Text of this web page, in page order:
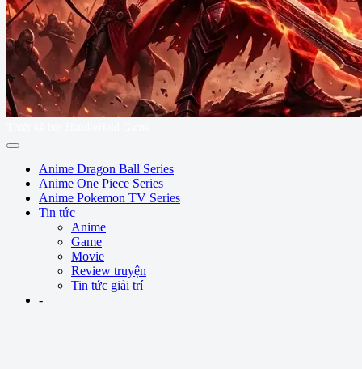
Anime Dragon Ball Series
Anime One Piece Series
Anime Pokemon TV Series
Tin tức
Anime
Game
Movie
Review truyện
Tin tức giải trí
-